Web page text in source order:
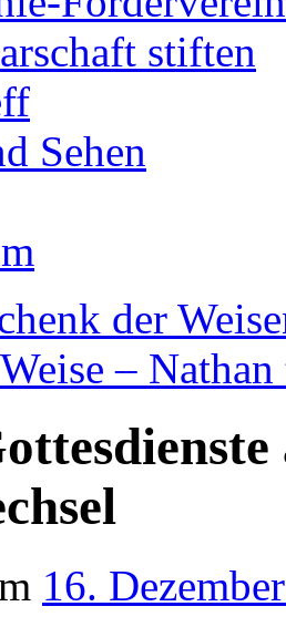
stiften
Sehen
der
–
16.